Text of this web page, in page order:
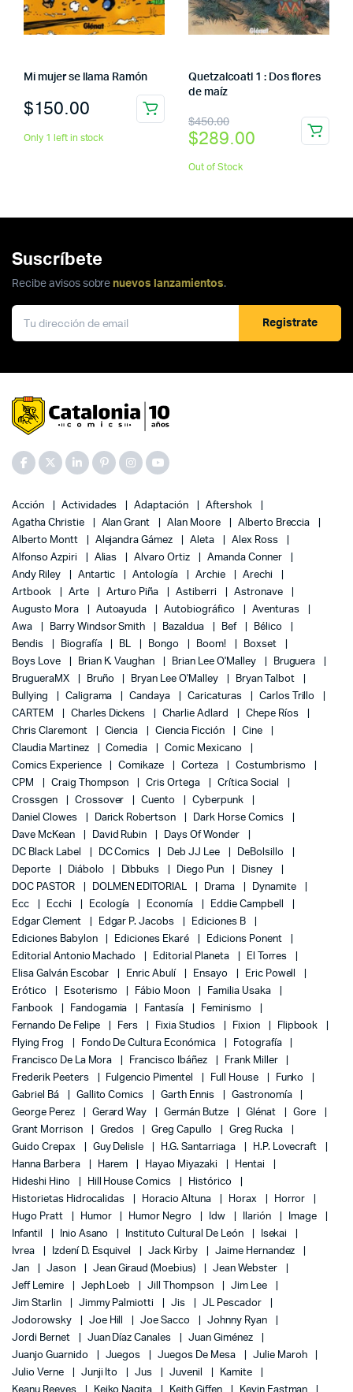
Mi mujer se llama Ramón
$150.00
Only 1 left in stock
Quetzalcoatl 1 : Dos flores
de maíz
$450.00
El
precio
original
$450.00.
$289.00
El
precio
actual
$289.00.
Out of Stock
Suscríbete
Recibe avisos sobre nuevos lanzamientos.
Registrate
Acción Actividades Adaptación
Aftershok
Agatha Christie
Alan Grant Alan Moore
Alberto Breccia
Alberto Montt
Alejandra Gámez Aleta
Alex Ross
Alfonso Azpiri
Alias Alvaro Ortiz
Amanda Conner
Andy Riley
Antartic Antología Archie
Arechi
Artbook
Arte Arturo Piña Astiberri
Astronave
Augusto Mora
Autoayuda Autobiográfico
Aventuras
Awa
Barry Windsor Smith Bazaldua Bef
Bélico
Bendis
Biografía BL Bongo Boom!
Boxset
Boys Love
Brian K. Vaughan Brian Lee O'Malley
Bruguera
BrugueraMX
Bruño Bryan Lee O'Malley
Bryan Talbot
Bullying
Caligrama Candaya Caricaturas
Carlos Trillo
CARTEM
Charles Dickens Charlie Adlard
Chepe Ríos
Chris Claremont
Ciencia Ciencia Ficción
Cine
Claudia Martinez
Comedia
Comic Mexicano
Comics Experience
Comikaze Corteza
Costumbrismo
CPM
Craig Thompson Cris Ortega
Crítica Social
Crossgen
Crossover Cuento
Cyberpunk
Daniel Clowes
Darick Robertson
Dark Horse Comics
Dave McKean
David Rubin
Days Of Wonder
DC Black Label
DC Comics Deb JJ Lee
DeBolsillo
Deporte
Diábolo Dibbuks Diego Pun
Disney
DOC PASTOR
DOLMEN EDITORIAL Drama
Dynamite
Ecc
Ecchi Ecología Economía
Eddie Campbell
Edgar Clement
Edgar P. Jacobs
Ediciones B
Ediciones Babylon
Ediciones Ekaré
Edicions Ponent
Editorial Antonio Machado
Editorial Planeta
El Torres
Elisa Galván Escobar
Enric Abulí Ensayo
Eric Powell
Erótico
Esoterismo Fábio Moon
Familia Usaka
Fanbook
Fandogamia Fantasía
Feminismo
Fernando De Felipe
Fers Fixia Studios Fixion
Flipbook
Flying Frog
Fondo De Cultura Económica
Fotografía
Francisco De La Mora
Francisco Ibáñez
Frank Miller
Frederik Peeters
Fulgencio Pimentel Full House
Funko
Gabriel Bá
Gallito Comics Garth Ennis
Gastronomía
George Perez
Gerard Way Germán Butze Glénat
Gore
Grant Morrison
Gredos Greg Capullo
Greg Rucka
Guido Crepax
Guy Delisle H.G. Santarriaga
H.P. Lovecraft
Hanna Barbera
Harem Hayao Miyazaki
Hentai
Hideshi Hino
Hill House Comics
Histórico
Historietas Hidrocalidas
Horacio Altuna Horax
Horror
Hugo Pratt
Humor Humor Negro Idw Ilarión
Image
Infantil
Inio Asano Instituto Cultural De León
Isekai
Ivrea
Izdení D. Esquivel Jack Kirby
Jaime Hernandez
Jan
Jason Jean Giraud (Moebius)
Jean Webster
Jeff Lemire
Jeph Loeb Jill Thompson
Jim Lee
Jim Starlin
Jimmy Palmiotti Jis
JL Pescador
Jodorowsky
Joe Hill Joe Sacco
Johnny Ryan
Jordi Bernet
Juan Díaz Canales
Juan Giménez
Juanjo Guarnido
Juegos Juegos De Mesa
Julie Maroh
Julio Verne
Junji Ito Jus Juvenil
Kamite